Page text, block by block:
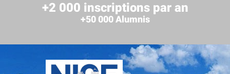
+2 000 inscriptions par an
+50 000 Alumnis